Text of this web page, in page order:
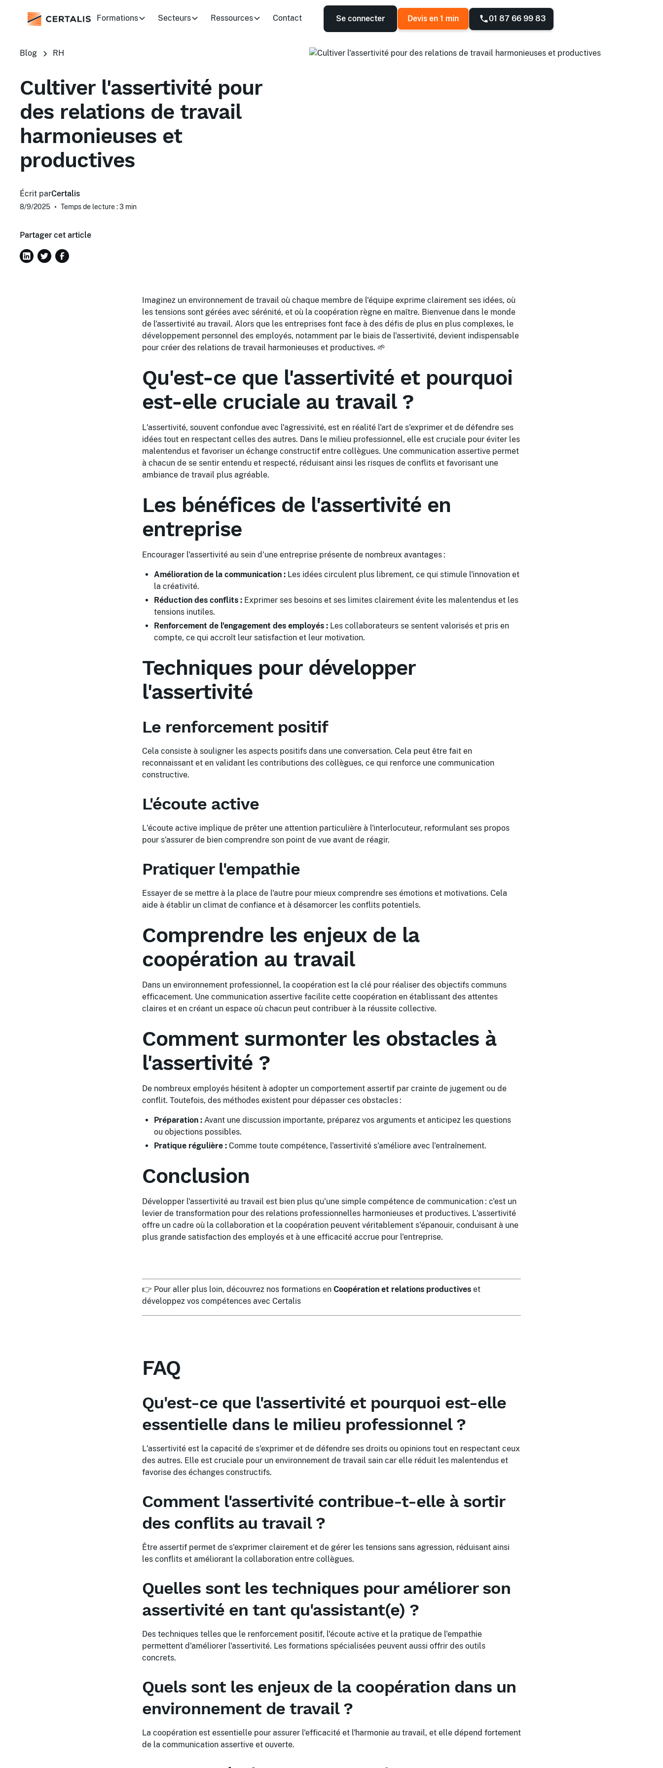
Formations Secteurs Ressources Contact Se connecter Devis en 1 min 01 87 66 99 83
Blog RH
Cultiver l'assertivité pour
des relations de travail
harmonieuses et
productives
Écrit parCertalis
8/9/2025 • Temps de lecture : 3 min
Partager cet article
Imaginez un environnement de travail où chaque membre de l'équipe exprime clairement ses idées, où
les tensions sont gérées avec sérénité, et où la coopération règne en maître. Bienvenue dans le monde
de l'assertivité au travail. Alors que les entreprises font face à des défis de plus en plus complexes, le
développement personnel des employés, notamment par le biais de l'assertivité, devient indispensable
pour créer des relations de travail harmonieuses et productives. 🌱
Qu'est-ce que l'assertivité et pourquoi
est-elle cruciale au travail ?
L'assertivité, souvent confondue avec l'agressivité, est en réalité l'art de s'exprimer et de défendre ses
idées tout en respectant celles des autres. Dans le milieu professionnel, elle est cruciale pour éviter les
malentendus et favoriser un échange constructif entre collègues. Une communication assertive permet
à chacun de se sentir entendu et respecté, réduisant ainsi les risques de conflits et favorisant une
ambiance de travail plus agréable.
Les bénéfices de l'assertivité en
entreprise
Encourager l'assertivité au sein d'une entreprise présente de nombreux avantages :
Amélioration de la communication : Les idées circulent plus librement, ce qui stimule l'innovation et
la créativité.
Réduction des conflits : Exprimer ses besoins et ses limites clairement évite les malentendus et les
tensions inutiles.
Renforcement de l'engagement des employés : Les collaborateurs se sentent valorisés et pris en
compte, ce qui accroît leur satisfaction et leur motivation.
Techniques pour développer
l'assertivité
Le renforcement positif
Cela consiste à souligner les aspects positifs dans une conversation. Cela peut être fait en
reconnaissant et en validant les contributions des collègues, ce qui renforce une communication
constructive.
L'écoute active
L'écoute active implique de prêter une attention particulière à l'interlocuteur, reformulant ses propos
pour s'assurer de bien comprendre son point de vue avant de réagir.
Pratiquer l'empathie
Essayer de se mettre à la place de l'autre pour mieux comprendre ses émotions et motivations. Cela
aide à établir un climat de confiance et à désamorcer les conflits potentiels.
Comprendre les enjeux de la
coopération au travail
Dans un environnement professionnel, la coopération est la clé pour réaliser des objectifs communs
efficacement. Une communication assertive facilite cette coopération en établissant des attentes
claires et en créant un espace où chacun peut contribuer à la réussite collective.
Comment surmonter les obstacles à
l'assertivité ?
De nombreux employés hésitent à adopter un comportement assertif par crainte de jugement ou de
conflit. Toutefois, des méthodes existent pour dépasser ces obstacles :
Préparation : Avant une discussion importante, préparez vos arguments et anticipez les questions
ou objections possibles.
Pratique régulière : Comme toute compétence, l'assertivité s'améliore avec l'entraînement.
Conclusion
Développer l'assertivité au travail est bien plus qu'une simple compétence de communication : c'est un
levier de transformation pour des relations professionnelles harmonieuses et productives. L'assertivité
offre un cadre où la collaboration et la coopération peuvent véritablement s'épanouir, conduisant à une
plus grande satisfaction des employés et à une efficacité accrue pour l'entreprise.
👉 Pour aller plus loin, découvrez nos formations en Coopération et relations productives et
développez vos compétences avec Certalis
FAQ
Qu'est-ce que l'assertivité et pourquoi est-elle
essentielle dans le milieu professionnel ?
L'assertivité est la capacité de s'exprimer et de défendre ses droits ou opinions tout en respectant ceux
des autres. Elle est cruciale pour un environnement de travail sain car elle réduit les malentendus et
favorise des échanges constructifs.
Comment l'assertivité contribue-t-elle à sortir
des conflits au travail ?
Être assertif permet de s'exprimer clairement et de gérer les tensions sans agression, réduisant ainsi
les conflits et améliorant la collaboration entre collègues.
Quelles sont les techniques pour améliorer son
assertivité en tant qu'assistant(e) ?
Des techniques telles que le renforcement positif, l'écoute active et la pratique de l'empathie
permettent d'améliorer l'assertivité. Les formations spécialisées peuvent aussi offrir des outils
concrets.
Quels sont les enjeux de la coopération dans un
environnement de travail ?
La coopération est essentielle pour assurer l'efficacité et l'harmonie au travail, et elle dépend fortement
de la communication assertive et ouverte.